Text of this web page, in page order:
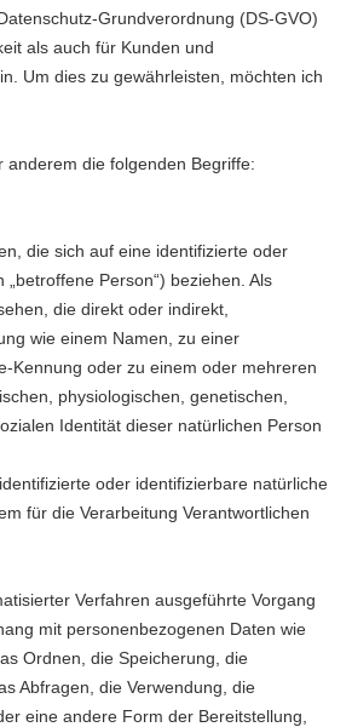
Grundverordnung (DS-GVO)
als auch für Kunden und
Um dies zu gewährleisten, möchten ich
die folgenden Begriffe:
die sich auf eine identifizierte oder
Person“) beziehen. Als
die direkt oder indirekt,
wie einem Namen, zu einer
Kennung oder zu einem oder mehreren
physiologischen, genetischen,
Identität dieser natürlichen Person
oder identifizierbare natürliche
für die Verarbeitung Verantwortlichen
Verfahren ausgeführte Vorgang
mit personenbezogenen Daten wie
Ordnen, die Speicherung, die
Abfragen, die Verwendung, die
eine andere Form der Bereitstellung,